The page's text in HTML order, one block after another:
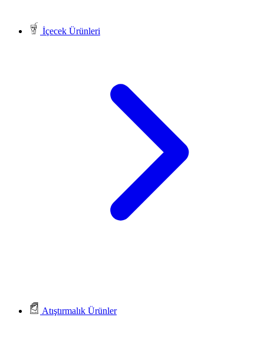
İçecek Ürünleri
Atıştırmalık Ürünler